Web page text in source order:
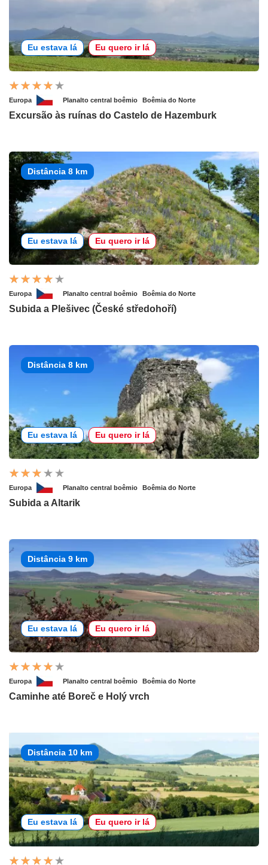
Eu estava lá Eu quero ir lá
Europa Planalto central boêmio Boêmia do Norte
Excursão às ruínas do Castelo de Hazemburk
Distância 8 km
Eu estava lá Eu quero ir lá
Europa Planalto central boêmio Boêmia do Norte
Subida a Plešivec (České středohoří)
Distância 8 km
Eu estava lá Eu quero ir lá
Europa Planalto central boêmio Boêmia do Norte
Subida a Altarik
Distância 9 km
Eu estava lá Eu quero ir lá
Europa Planalto central boêmio Boêmia do Norte
Caminhe até Boreč e Holý vrch
Distância 10 km
Eu estava lá Eu quero ir lá